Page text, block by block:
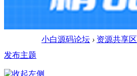
小白源码论坛 › 资源共享区
发布主题